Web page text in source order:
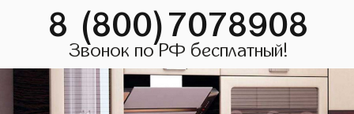
8 (800)7078908
Звонок по РФ бесплатный!